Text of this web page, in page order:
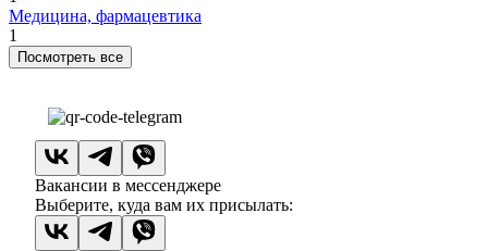
Медицина, фармацевтика
1
Посмотреть все
Вакансии в мессенджере
Выберите, куда вам их присылать: